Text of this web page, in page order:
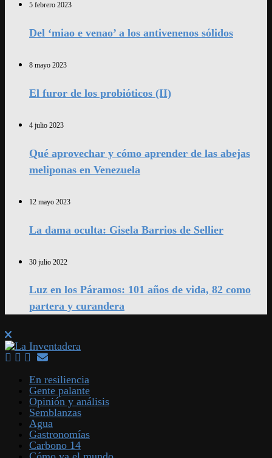
5 febrero 2023
Del ‘miao e venao’ a los antivenenos sólidos
8 mayo 2023
El furor de los probióticos (II)
4 julio 2023
Qué aprovechar y cómo aprender de las abejas
meliponas en Venezuela
12 mayo 2023
La dama oculta: Gisela Barrios de Sellier
30 julio 2022
Luz en los Páramos: 101 años de vida, 82 como
partera y curandera
En resiliencia
Gente palante
Opinión y análisis
Semblanzas
Agua
Gastronomías
Carbono 14